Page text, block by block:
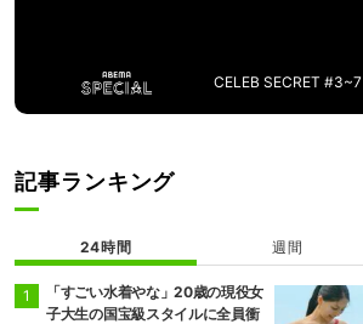
CELEB SECRET #3~7
記事ランキング
24時間 週間
「すごい水着やな」20歳の現役女
子大生の国宝級スタイルに全員衝